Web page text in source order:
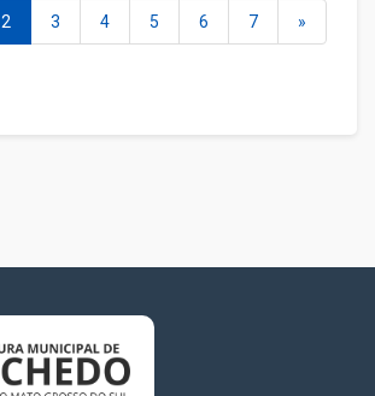
2 3 4 5 6 7 »